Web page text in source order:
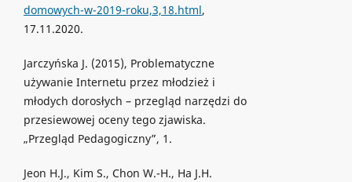
domowych-w-2019-roku,3,18.html,
17.11.2020.
Jarczyńska J. (2015), Problematyczne
używanie Internetu przez młodzież i
młodych dorosłych – przegląd narzędzi do
przesiewowej oceny tego zjawiska.
„Przegląd Pedagogiczny”, 1.
Jeon H.J., Kim S., Chon W.-H., Ha J.H.